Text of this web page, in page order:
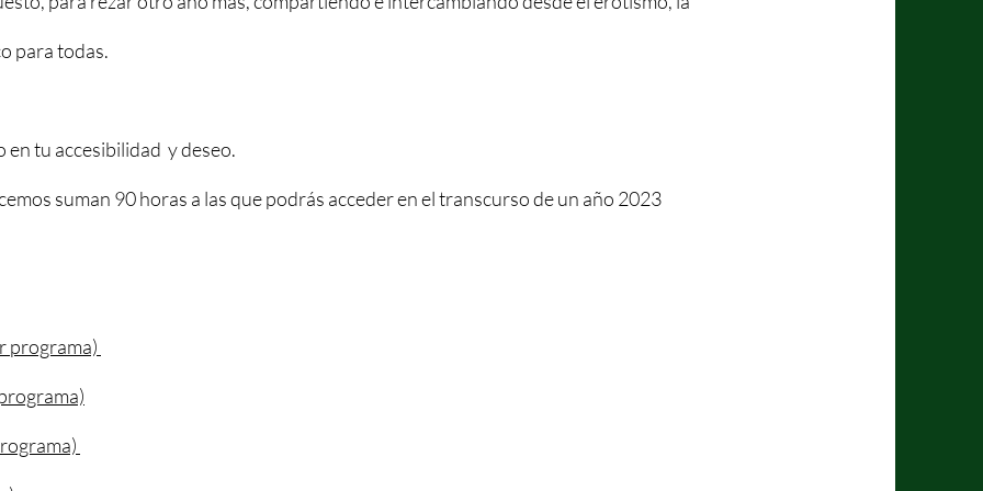
para todas.
en tu accesibilidad y deseo.
suman 90 horas a las que podrás acceder en el transcurso de un año 2023
programa)